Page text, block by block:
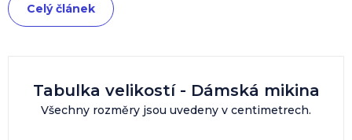
Tabulka velikostí - Dámská mikina
Všechny rozměry jsou uvedeny v centimetrech.
Celý článek